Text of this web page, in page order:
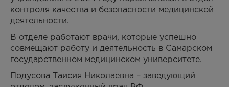
контроля качества и безопасности медицинской
деятельности.
В отделе работают врачи, которые успешно
совмещают работу и деятельность в Самарском
государственном медицинском университете.
Подусова Таисия Николаевна – заведующий